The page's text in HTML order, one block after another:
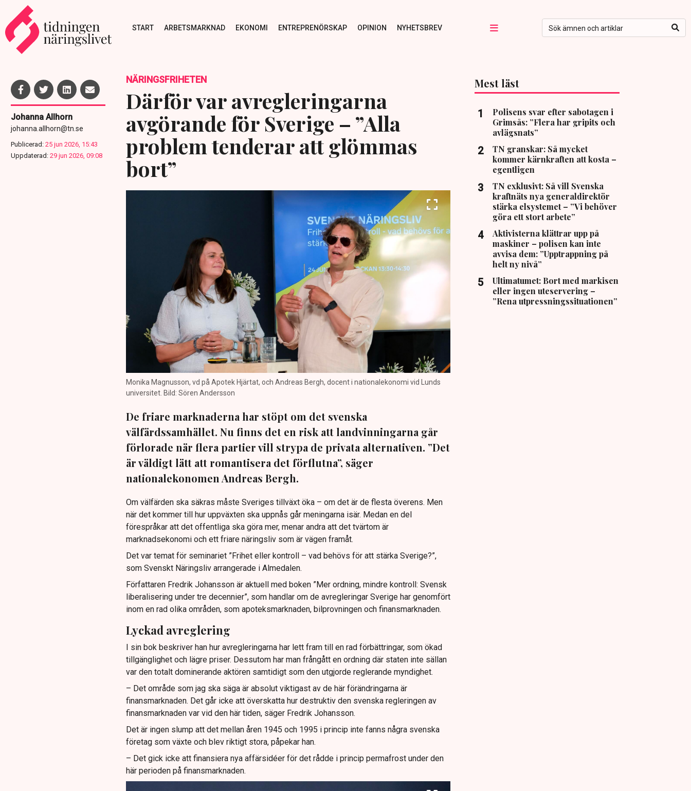
START ARBETSMARKNAD EKONOMI ENTREPRENÖRSKAP OPINION NYHETSBREV
Johanna Allhorn
johanna.allhorn@tn.se
Publicerad: 25 jun 2026, 15:43
Uppdaterad: 29 jun 2026, 09:08
NÄRINGSFRIHETEN
Därför var avregleringarna
avgörande för Sverige – ”Alla
problem tenderar att glömmas
bort”
Monika Magnusson, vd på Apotek Hjärtat, och Andreas Bergh, docent i nationalekonomi vid Lunds
universitet. Bild: Sören Andersson
De friare marknaderna har stöpt om det svenska
välfärdssamhället. Nu finns det en risk att landvinningarna går
förlorade när flera partier vill strypa de privata alternativen. ”Det
är väldigt lätt att romantisera det förflutna”, säger
nationalekonomen Andreas Bergh.
Om välfärden ska säkras måste Sveriges tillväxt öka – om det är de flesta överens. Men
när det kommer till hur uppväxten ska uppnås går meningarna isär. Medan en del
förespråkar att det offentliga ska göra mer, menar andra att det tvärtom är
marknadsekonomi och ett friare näringsliv som är vägen framåt.
Det var temat för seminariet ”Frihet eller kontroll – vad behövs för att stärka Sverige?”,
som Svenskt Näringsliv arrangerade i Almedalen.
Författaren Fredrik Johansson är aktuell med boken ”Mer ordning, mindre kontroll: Svensk
liberalisering under tre decennier”, som handlar om de avregleringar Sverige har genomfört
inom en rad olika områden, som apoteksmarknaden, bilprovningen och finansmarknaden.
Lyckad avreglering
I sin bok beskriver han hur avregleringarna har lett fram till en rad förbättringar, som ökad
tillgänglighet och lägre priser. Dessutom har man frångått en ordning där staten inte sällan
var den totalt dominerande aktören samtidigt som den utgjorde reglerande myndighet.
– Det område som jag ska säga är absolut viktigast av de här förändringarna är
finansmarknaden. Det går icke att överskatta hur destruktiv den svenska regleringen av
finansmarknaden var vid den här tiden, säger Fredrik Johansson.
Det är ingen slump att det mellan åren 1945 och 1995 i princip inte fanns några svenska
företag som växte och blev riktigt stora, påpekar han.
– Det gick icke att finansiera nya affärsidéer för det rådde i princip permafrost under den
här perioden på finansmarknaden.
Mest läst
Polisens svar efter sabotagen i
Grimsås: ”Flera har gripits och
avlägsnats”
TN granskar: Så mycket
kommer kärnkraften att kosta –
egentligen
TN exklusivt: Så vill Svenska
kraftnäts nya generaldirektör
stärka elsystemet – ”Vi behöver
göra ett stort arbete”
Aktivisterna klättrar upp på
maskiner – polisen kan inte
avvisa dem: ”Upptrappning på
helt ny nivå”
Ultimatumet: Bort med markisen
eller ingen uteservering –
”Rena utpressningssituationen”